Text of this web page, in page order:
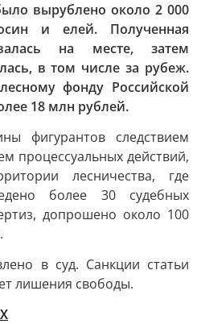
вырублено около 2 000
и елей. Полученная
на месте, затем
в том числе за рубеж.
фонду Российской
18 млн рублей.
фигурантов следствием
процессуальных действий,
лесничества, где
более 30 судебных
допрошено около 100
в суд. Санкции статьи
лишения свободы.